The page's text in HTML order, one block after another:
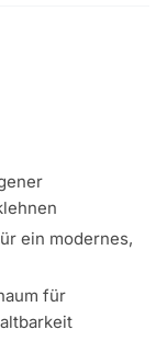
ein modernes,
für